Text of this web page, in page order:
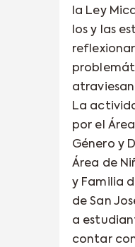
la Ley
los y las
La
por el
Género y
Área de
y Familia
de San
a
contar